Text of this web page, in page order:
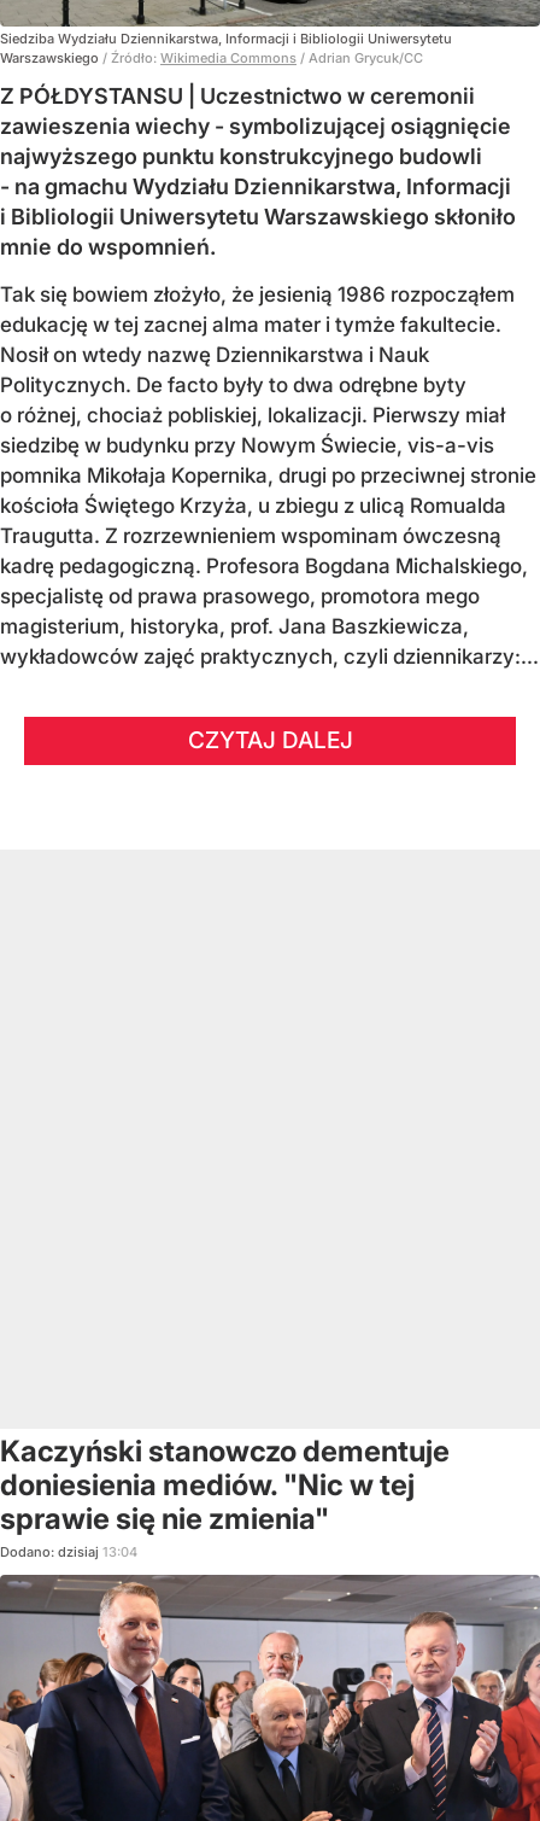
Siedziba Wydziału Dziennikarstwa, Informacji i Bibliologii Uniwersytetu
Warszawskiego / Źródło: Wikimedia Commons / Adrian Grycuk/CC
Z PÓŁDYSTANSU | Uczestnictwo w ceremonii
zawieszenia wiechy - symbolizującej osiągnięcie
najwyższego punktu konstrukcyjnego budowli
- na gmachu Wydziału Dziennikarstwa, Informacji
i Bibliologii Uniwersytetu Warszawskiego skłoniło
mnie do wspomnień.
Tak się bowiem złożyło, że jesienią 1986 rozpocząłem
edukację w tej zacnej alma mater i tymże fakultecie.
Nosił on wtedy nazwę Dziennikarstwa i Nauk
Politycznych. De facto były to dwa odrębne byty
o różnej, chociaż pobliskiej, lokalizacji. Pierwszy miał
siedzibę w budynku przy Nowym Świecie, vis-a-vis
pomnika Mikołaja Kopernika, drugi po przeciwnej stronie
kościoła Świętego Krzyża, u zbiegu z ulicą Romualda
Traugutta. Z rozrzewnieniem wspominam ówczesną
kadrę pedagogiczną. Profesora Bogdana Michalskiego,
specjalistę od prawa prasowego, promotora mego
magisterium, historyka, prof. Jana Baszkiewicza,
wykładowców zajęć praktycznych, czyli dziennikarzy:...
CZYTAJ DALEJ
Kaczyński stanowczo dementuje
doniesienia mediów. "Nic w tej
sprawie się nie zmienia"
Dodano: dzisiaj 13:04